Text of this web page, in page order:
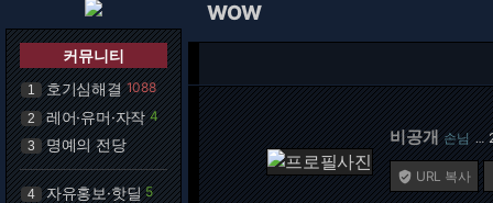
커뮤니티
1 호기심해결 1088
2 레어·유머·자작 4
3 명예의 전당
4 자유홍보·핫딜 5
WOW
비공개 손님 …
 URL 복사